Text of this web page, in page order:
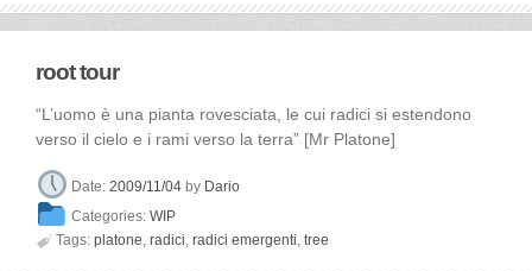
root tour
“L’uomo è una pianta rovesciata, le cui radici si estendono
verso il cielo e i rami verso la terra” [Mr Platone]
Date:2009/11/04 by Dario
Categories:WIP
 Tags: platone radici radici emergenti tree